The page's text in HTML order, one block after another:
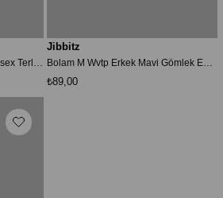
Jibbitz
₺89,00